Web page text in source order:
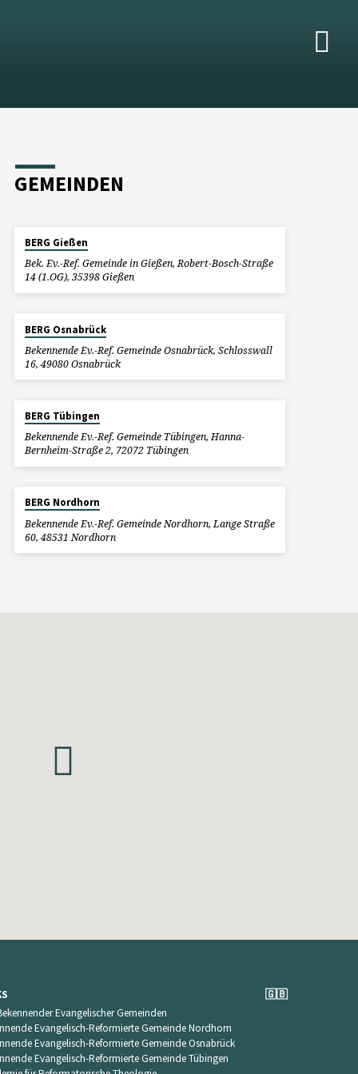
GEMEINDEN
BERG Gießen
Bek. Ev.-Ref. Gemeinde in Gießen, Robert-Bosch-Straße
14 (1.OG), 35398 Gießen
BERG Osnabrück
Bekennende Ev.-Ref. Gemeinde Osnabrück, Schlosswall
16, 49080 Osnabrück
BERG Tübingen
Bekennende Ev.-Ref. Gemeinde Tübingen, Hanna-
Bernheim-Straße 2, 72072 Tübingen
BERG Nordhorn
Bekennende Ev.-Ref. Gemeinde Nordhorn, Lange Straße
60, 48531 Nordhorn
Evangelischer Gemeinden
Evangelisch-Reformierte Gemeinde Nordhorn
Evangelisch-Reformierte Gemeinde Osnabrück
Evangelisch-Reformierte Gemeinde Tübingen
🇬🇧